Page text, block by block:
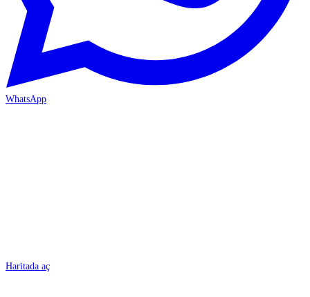
WhatsApp
Haritada aç